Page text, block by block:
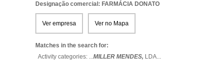
Designação comercial: FARMÁCIA DONATO
Ver empresa Ver no Mapa
Matches in the search for:
Activity categories: ...MILLER MENDES, LDA...